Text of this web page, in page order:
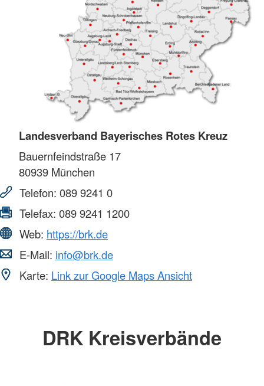
Landesverband Bayerisches Rotes Kreuz
Bauernfeindstraße 17
80939 München
Telefon: 089 9241 0
Telefax: 089 9241 1200
Web: https://brk.de
E-Mail: info@brk.de
Karte: Link zur Google Maps Ansicht
DRK Kreisverbände